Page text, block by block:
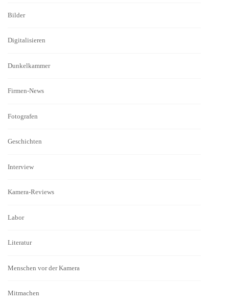
Bilder
Digitalisieren
Dunkelkammer
Firmen-News
Fotografen
Geschichten
Interview
Kamera-Reviews
Labor
Literatur
Menschen vor der Kamera
Mitmachen